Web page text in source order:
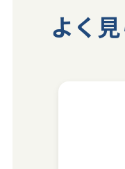
よく